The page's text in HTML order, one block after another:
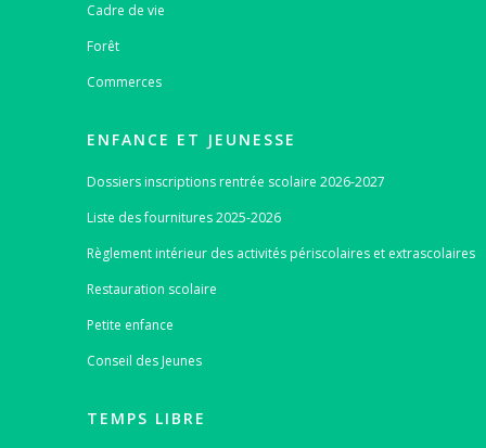
Cadre de vie
Forêt
Commerces
ENFANCE ET JEUNESSE
Dossiers inscriptions rentrée scolaire 2026-2027
Liste des fournitures 2025-2026
Règlement intérieur des activités périscolaires et extrascolaires
Restauration scolaire
Petite enfance
Conseil des Jeunes
TEMPS LIBRE